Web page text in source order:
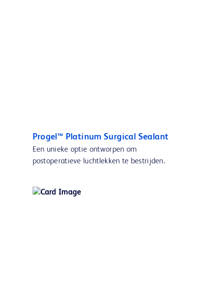
Progel™ Platinum Surgical Sealant
Een unieke optie ontworpen om
postoperatieve luchtlekken te bestrijden.